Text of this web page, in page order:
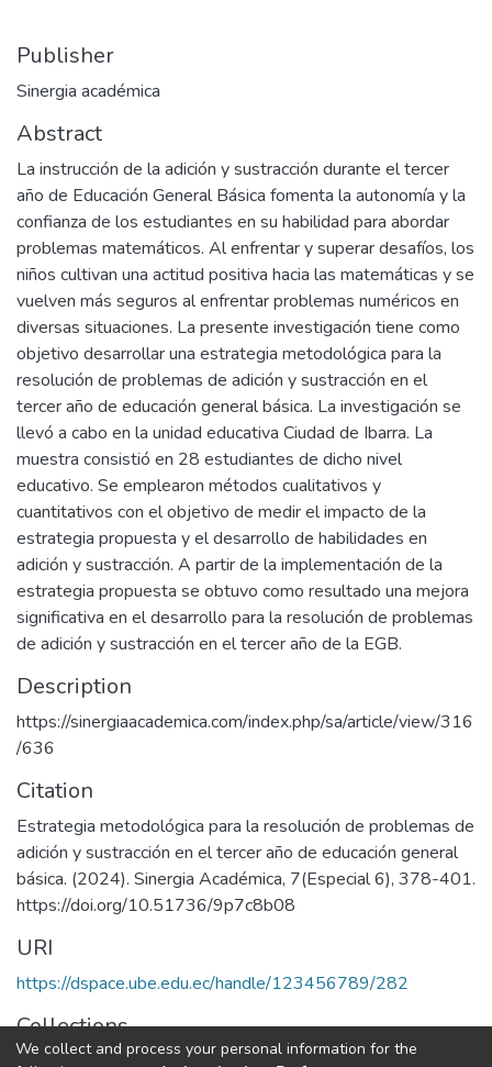
Publisher
Sinergia académica
Abstract
La instrucción de la adición y sustracción durante el tercer
año de Educación General Básica fomenta la autonomía y la
confianza de los estudiantes en su habilidad para abordar
problemas matemáticos. Al enfrentar y superar desafíos, los
niños cultivan una actitud positiva hacia las matemáticas y se
vuelven más seguros al enfrentar problemas numéricos en
diversas situaciones. La presente investigación tiene como
objetivo desarrollar una estrategia metodológica para la
resolución de problemas de adición y sustracción en el
tercer año de educación general básica. La investigación se
llevó a cabo en la unidad educativa Ciudad de Ibarra. La
muestra consistió en 28 estudiantes de dicho nivel
educativo. Se emplearon métodos cualitativos y
cuantitativos con el objetivo de medir el impacto de la
estrategia propuesta y el desarrollo de habilidades en
adición y sustracción. A partir de la implementación de la
estrategia propuesta se obtuvo como resultado una mejora
significativa en el desarrollo para la resolución de problemas
de adición y sustracción en el tercer año de la EGB.
Description
https://sinergiaacademica.com/index.php/sa/article/view/316
/636
Citation
Estrategia metodológica para la resolución de problemas de
adición y sustracción en el tercer año de educación general
básica. (2024). Sinergia Académica, 7(Especial 6), 378-401.
https://doi.org/10.51736/9p7c8b08
URI
https://dspace.ube.edu.ec/handle/123456789/282
Collections
Artículos Científicos
We collect and process your personal information for the